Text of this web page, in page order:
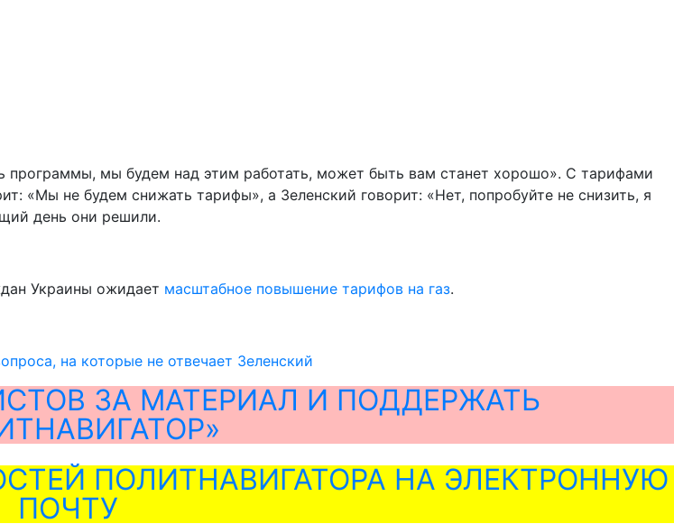
мы будем над этим работать, может быть вам станет хорошо». С тарифами
«Мы не будем снижать тарифы», а Зеленский говорит: «Нет, попробуйте не снизить, я
день они решили.
Украины ожидает масштабное повышение тарифов на газ.
на которые не отвечает Зеленский
ЗА МАТЕРИАЛ И ПОДДЕРЖАТЬ
ПОЛИТНАВИГАТОРА НА ЭЛЕКТРОННУЮ
ПОЧТУ